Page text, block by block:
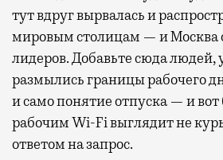
тут вдруг вырвалась и
мировым столицам — и Москва
лидеров. Добавьте сюда людей,
размылись границы рабочего
и само понятие отпуска — и вот
рабочим Wi-Fi выглядит не
ответом на запрос.